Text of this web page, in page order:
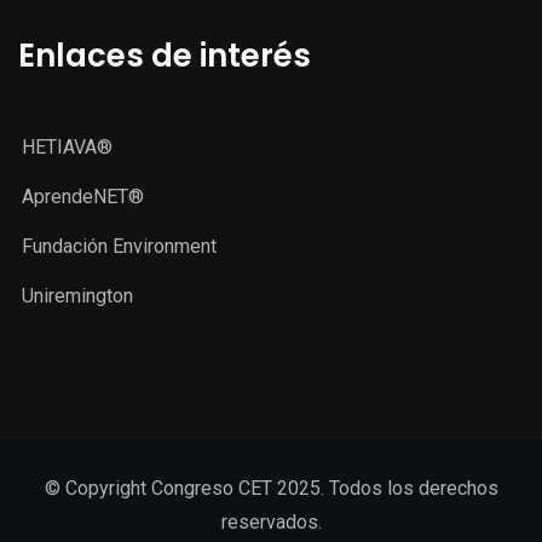
Enlaces de interés
HETIAVA®
AprendeNET®
Fundación Environment
Uniremington
© Copyright Congreso CET 2025. Todos los derechos
reservados.